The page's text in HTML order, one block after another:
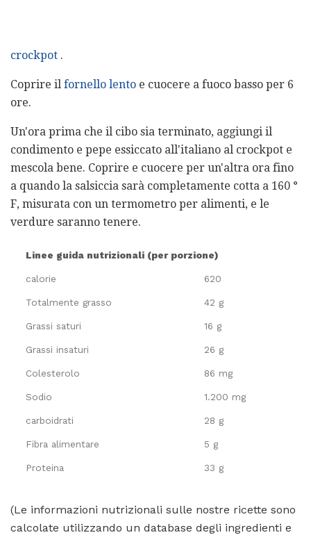
crockpot .
Coprire il fornello lento e cuocere a fuoco basso per 6
ore.
Un'ora prima che il cibo sia terminato, aggiungi il
condimento e pepe essiccato all'italiano al crockpot e
mescola bene. Coprire e cuocere per un'altra ora fino
a quando la salsiccia sarà completamente cotta a 160 °
F, misurata con un termometro per alimenti, e le
verdure saranno tenere.
Linee guida nutrizionali (per porzione)
calorie 620
Totalmente grasso 42 g
Grassi saturi 16 g
Grassi insaturi 26 g
Colesterolo 86 mg
Sodio 1.200 mg
carboidrati 28 g
Fibra alimentare 5 g
Proteina 33 g
(Le informazioni nutrizionali sulle nostre ricette sono
calcolate utilizzando un database degli ingredienti e